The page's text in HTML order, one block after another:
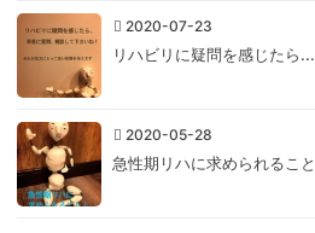
2020-07-23
リハビリに疑問を感じたら...
2020-05-28
急性期リハに求められること